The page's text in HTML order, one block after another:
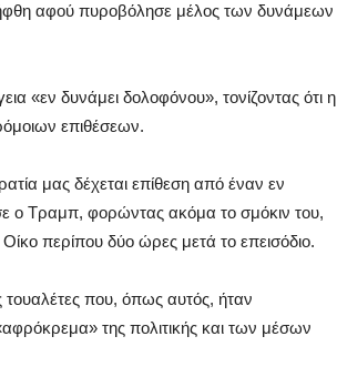
αφού πυροβόλησε μέλος των δυνάμεων
«εν δυνάμει δολοφόνου», τονίζοντας ότι η
επιθέσεων.
μας δέχεται επίθεση από έναν εν
ο Τραμπ, φορώντας ακόμα το σμόκιν του,
περίπου δύο ώρες μετά το επεισόδιο.
τουαλέτες που, όπως αυτός, ήταν
της πολιτικής και των μέσων